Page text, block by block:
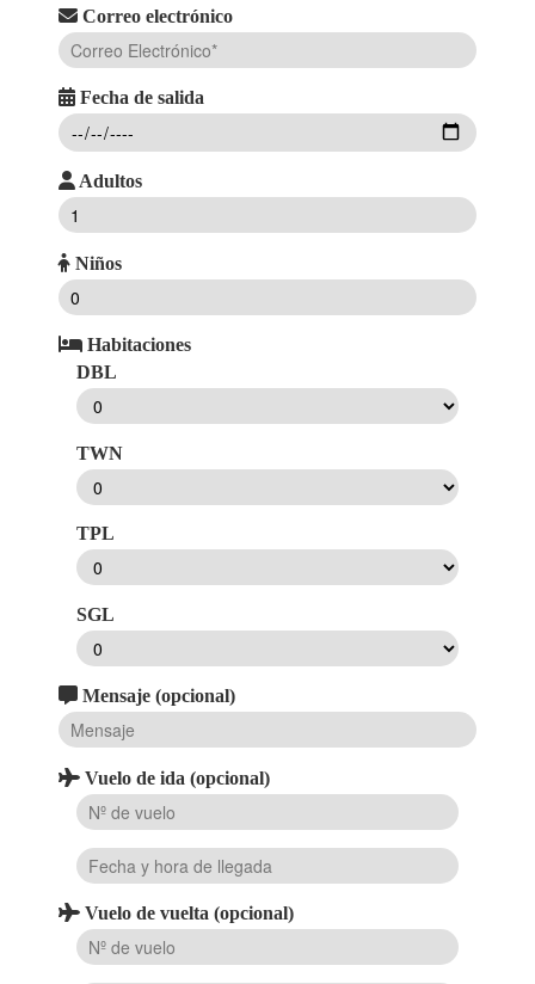
Correo electrónico
Fecha de salida
Adultos
Niños
Habitaciones
DBL
TWN
TPL
SGL
Mensaje (opcional)
Vuelo de ida (opcional)
Vuelo de vuelta (opcional)